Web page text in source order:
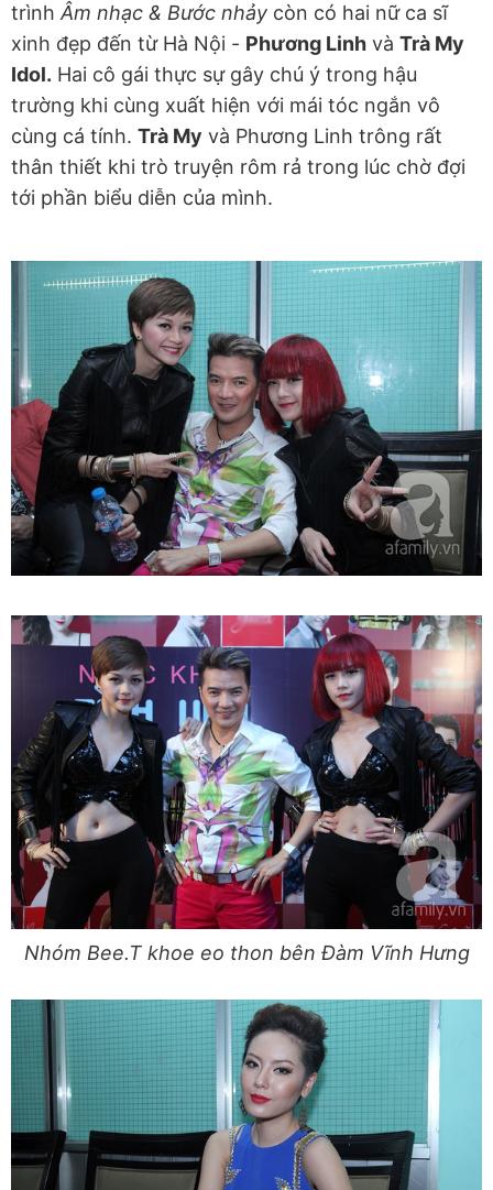
trìnhÂm nhạc & Bước nhảy còn có hai nữ ca sĩ
xinh đẹp đến từ Hà Nội - Phương Linh và Trà My
Idol. Hai cô gái thực sự gây chú ý trong hậu
trường khi cùng xuất hiện với mái tóc ngắn vô
cùng cá tính. Trà My và Phương Linh trông rất
thân thiết khi trò truyện rôm rả trong lúc chờ đợi
tới phần biểu diễn của mình.
Nhóm Bee.T khoe eo thon bên Đàm Vĩnh Hưng